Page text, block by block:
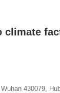
climate
430079,